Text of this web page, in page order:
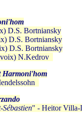
D.S. Bortniansky
D.S. Bortniansky
D.S. Bortniansky
N.Kedrov
Harmoni'hom
Sébastien" - Heitor Villa-